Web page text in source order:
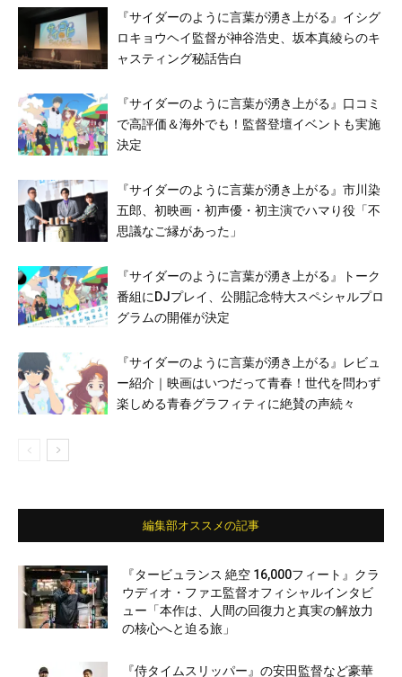
『サイダーのように言葉が湧き上がる』イシグ
ロキョウヘイ監督が神谷浩史、坂本真綾らのキ
ャスティング秘話告白
『サイダーのように言葉が湧き上がる』口コミ
で高評価＆海外でも！監督登壇イベントも実施
決定
『サイダーのように言葉が湧き上がる』市川染
五郎、初映画・初声優・初主演でハマり役「不
思議なご縁があった」
『サイダーのように言葉が湧き上がる』トーク
番組にDJプレイ、公開記念特⼤スペシャルプロ
グラムの開催が決定
『サイダーのように言葉が湧き上がる』レビュ
ー紹介｜映画はいつだって青春！世代を問わず
楽しめる青春グラフィティに絶賛の声続々
編集部オススメの記事
『タービュランス 絶空 16,000フィート』クラ
ウディオ・ファエ監督オフィシャルインタビ
ュー「本作は、人間の回復力と真実の解放力
の核心へと迫る旅」
『侍タイムスリッパー』の安田監督など豪華